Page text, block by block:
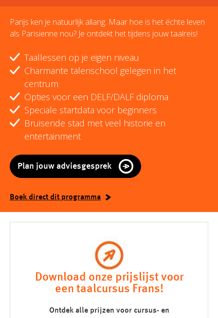
Parijs ken je natuurlijk allang. Maar hoe is het échte leven
als Parisienne nou? Je ontdekt het tijdens jouw taalreis!
Taallessen op je eigen niveau
Charmante talenschool gelegen in het
centrum
Opties voor een DELF/DALF diploma
Speciale startdata voor beginners
Bruisende stad met veel historie en
entertainment
Plan jouw adviesgesprek
Boek direct dit programma
Download onze prijslijst voor
een taalcursus Frans!
Ontdek alle prijzen voor cursus- en